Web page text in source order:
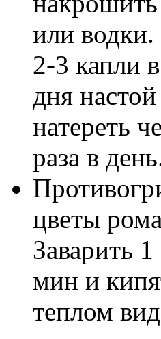
или
2-3 капли
дня
натереть
раза в
цветы
Заварить
мин и
теплом